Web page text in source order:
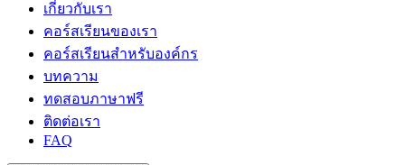
เกี่ยวกับเรา
คอร์สเรียนของเรา
คอร์สเรียนสำหรับองค์กร
บทความ
ทดสอบภาษาฟรี
ติดต่อเรา
FAQ